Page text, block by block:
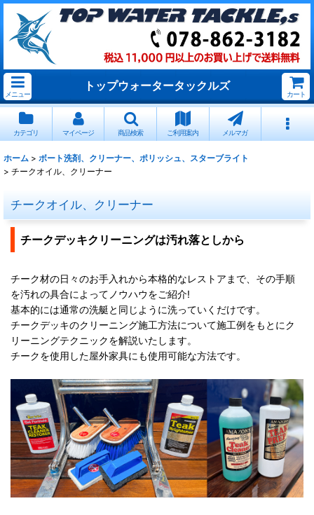
メニュー
トップウォータータックルズ
カート
カテゴリ マイページ 商品検索 ご利用案内 メルマガ
ホーム > ボート洗剤、クリーナー、ポリッシュ、スターブライト
> チークオイル、クリーナー
チークオイル、クリーナー
チークデッキクリーニングは汚れ落としから
チーク材の日々のお手入れから本格的なレストアまで、その手順
を汚れの具合によってノウハウをご紹介!
基本的には通常の洗艇と同じように洗っていくだけです。
チークデッキのクリーニング施工方法について施工例をもとにク
リーニングテクニックを解説いたします。
チークを使用した屋外家具にも使用可能な方法です。